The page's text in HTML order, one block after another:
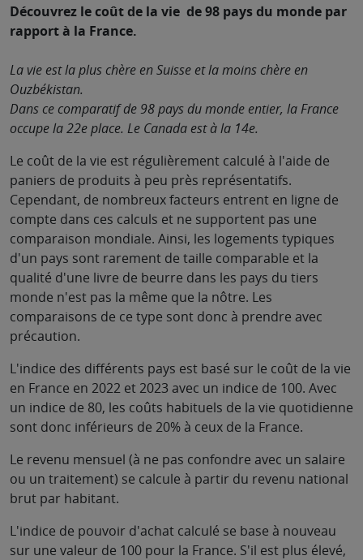
Découvrez le coût de la vie de 98 pays du monde par
rapport à la France.
La vie est la plus chère en Suisse et la moins chère en
Ouzbékistan.
Dans ce comparatif de 98 pays du monde entier, la France
occupe la 22e place. Le Canada est à la 14e.
Le coût de la vie est régulièrement calculé à l'aide de
paniers de produits à peu près représentatifs.
Cependant, de nombreux facteurs entrent en ligne de
compte dans ces calculs et ne supportent pas une
comparaison mondiale. Ainsi, les logements typiques
d'un pays sont rarement de taille comparable et la
qualité d'une livre de beurre dans les pays du tiers
monde n'est pas la même que la nôtre. Les
comparaisons de ce type sont donc à prendre avec
précaution.
L'indice des différents pays est basé sur le coût de la vie
en France en 2022 et 2023 avec un indice de 100. Avec
un indice de 80, les coûts habituels de la vie quotidienne
sont donc inférieurs de 20% à ceux de la France.
Le revenu mensuel (à ne pas confondre avec un salaire
ou un traitement) se calcule à partir du revenu national
brut par habitant.
L'indice de pouvoir d'achat calculé se base à nouveau
sur une valeur de 100 pour la France. S'il est plus élevé,